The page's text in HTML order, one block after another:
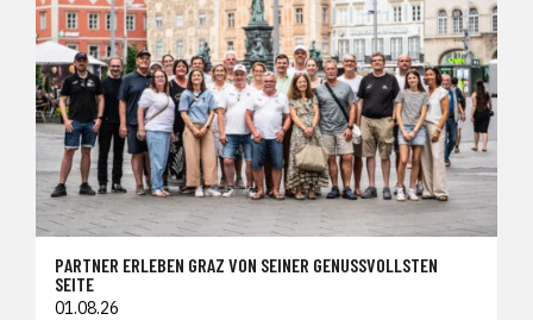
PARTNER ERLEBEN GRAZ VON SEINER GENUSSVOLLSTEN
SEITE
01.08.26